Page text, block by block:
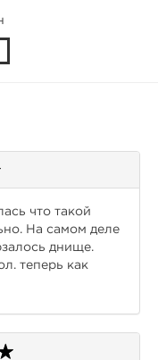
что такой
На самом деле
днище.
теперь как